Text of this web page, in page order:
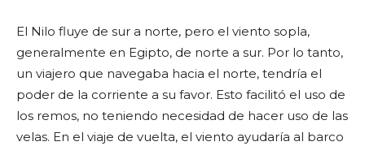
El Nilo fluye de sur a norte, pero el viento sopla,
generalmente en Egipto, de norte a sur. Por lo tanto,
un viajero que navegaba hacia el norte, tendría el
poder de la corriente a su favor. Esto facilitó el uso de
los remos, no teniendo necesidad de hacer uso de las
velas. En el viaje de vuelta, el viento ayudaría al barco